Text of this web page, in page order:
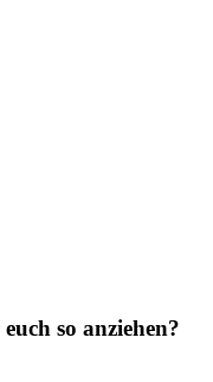
so anziehen?